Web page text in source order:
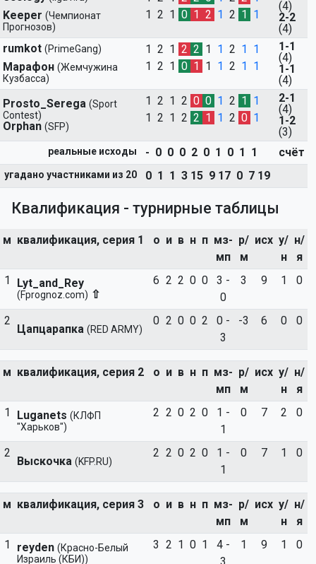
Keeper (Чемпионат
Прогнозов)
1 2 1 0 1 2 1 2 1 1
(4)
2-2
(4)
rumkot (PrimeGang)
Марафон (Жемчужина
Кузбасса)
1 2 1 2 2 1 1 2 1 1
1 2 1 0 1 1 1 2 1 1
1-1
(4)
1-1
(4)
Prosto_Serega (Sport
Contest)
Orphan (SFP)
1 2 1 2 0 0 1 2 1 1
1 2 1 2 2 1 1 2 0 1
2-1
(4)
1-2
(3)
реальные исходы - 0 0 0 2 0 1 0 1 1 счёт
угадано участниками из 20 0 1 1 3 15 9 17 0 7 19
Квалификация - турнирные таблицы
м квалификация, серия 1 о и в н п мз-
мп
р/
м
исх у/
н
н/
я
1
Lyt_and_Rey
(Fprognoz.com) ⇧
6 2 2 0 0
3 -
0
3 9 1 0
2
Цапцарапка (RED ARMY)
0 2 0 0 2
0 -
3
-3 6 0 0
м квалификация, серия 2 о и в н п мз-
мп
р/
м
исх у/
н
н/
я
1
Luganets (КЛФП
"Харьков")
2 2 0 2 0
1 -
1
0 7 2 0
2
Выскочка (KFP.RU)
2 2 0 2 0
1 -
1
0 7 1 0
м квалификация, серия 3 о и в н п мз-
мп
р/
м
исх у/
н
н/
я
1
reyden (Красно-Белый
Израиль (КБИ))
3 2 1 0 1
4 -
1 9 1 0